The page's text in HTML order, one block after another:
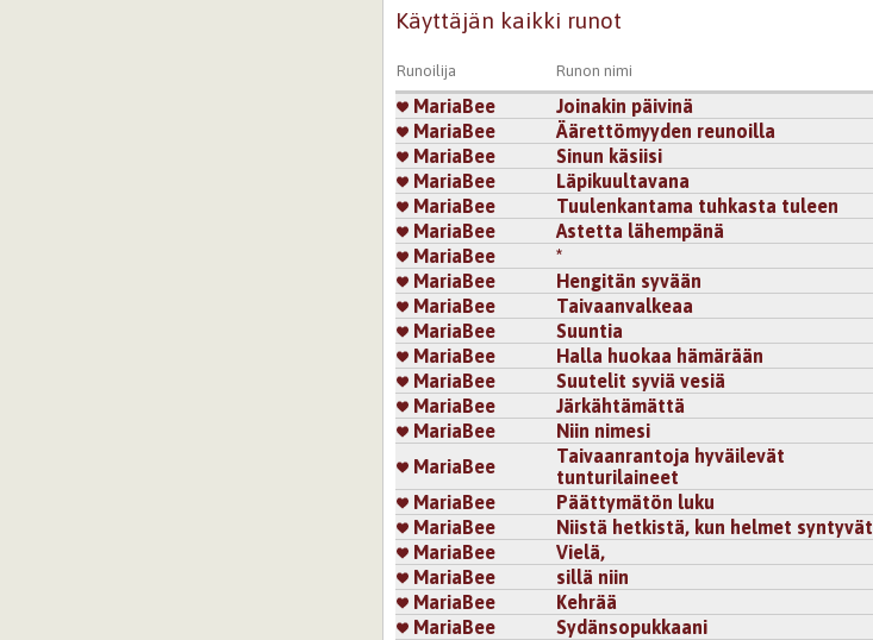
Käyttäjän kaikki runot
Runoilija Runon nimi
MariaBee Joinakin päivinä
MariaBee
Äärettömyyden reunoilla
MariaBee
Sinun käsiisi
MariaBee
Läpikuultavana
MariaBee
Tuulenkantama tuhkasta tuleen
MariaBee
Astetta lähempänä
MariaBee
*
MariaBee
Hengitän syvään
MariaBee
Taivaanvalkeaa
MariaBee
Suuntia
MariaBee
Halla huokaa hämärään
MariaBee
Suutelit syviä vesiä
MariaBee
Järkähtämättä
MariaBee
Niin nimesi
MariaBee
Taivaanrantoja hyväilevät
tunturilaineet
MariaBee
Päättymätön luku
MariaBee
Niistä hetkistä, kun helmet syntyvät
MariaBee
Vielä,
MariaBee
sillä niin
MariaBee
Kehrää
MariaBee
Sydänsopukkaani